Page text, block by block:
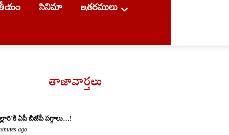
సినిమా ఇతరములు
తాజావార్తలు
ఏపీ బీజేపీ పగ్గాలు…!
ago